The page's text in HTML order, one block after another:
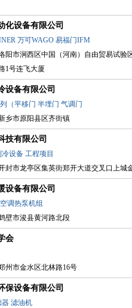
化设备有限公司
万可WAGO 易福门IFM
阳市涧西区中国（河南）自由贸易试验
1号连飞大厦
设备有限公司
（平移门 半埋门 气调门
乡市原阳县区齐街镇
技有限公司
冷设备 工程项目
封市龙亭区集英街郑开大道交叉口上城
设备有限公司
调热泵机组
壁市浚县黄河路北段
会
州市金水区北林路16号
保设备有限公司
器 滤油机